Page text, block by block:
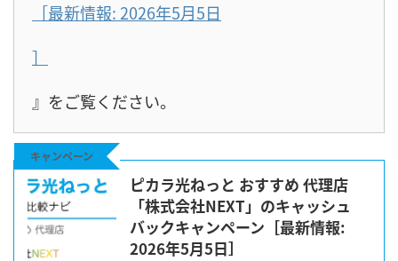
［最新情報: 2026年5月5日
］
』をご覧ください。
キャンペーン
ピカラ光ねっと おすすめ 代理店
「株式会社NEXT」のキャッシュ
バックキャンペーン［最新情報:
2026年5月5日］